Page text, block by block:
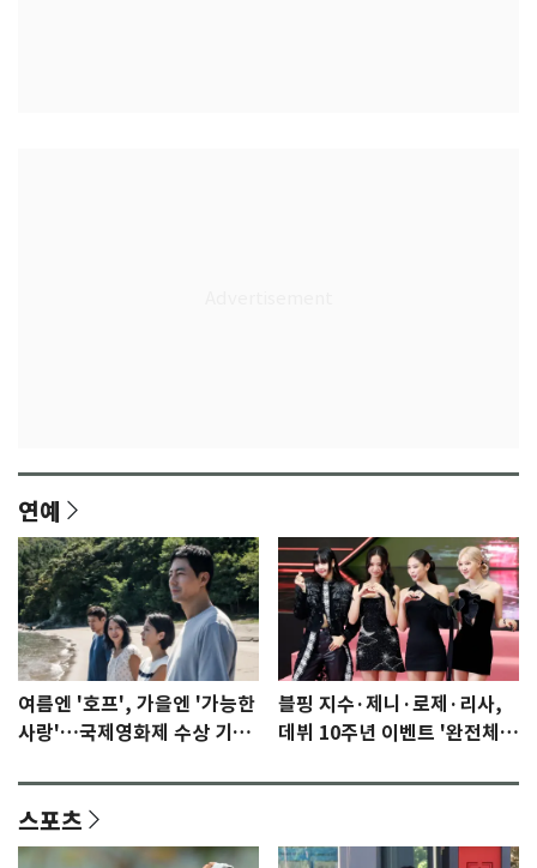
연예
여름엔 '호프', 가을엔 '가능한
사랑'…국제영화제 수상 기대
블핑 지수·제니·로제·리사,
데뷔 10주년 이벤트 '완전체'
스포츠